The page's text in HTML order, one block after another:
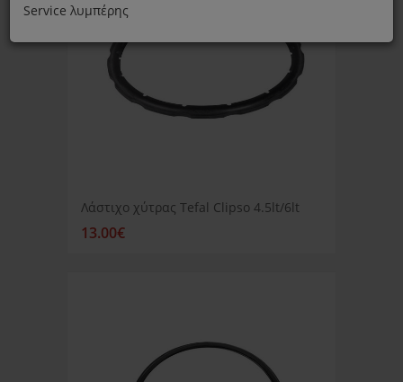
Λάστιχο χύτρας Tefal Clipso 4.5lt/6lt
13.00€
Service λυμπέρης